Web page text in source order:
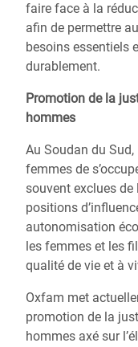
faire face à la
afin de permettre
besoins essentiels
durablement.
Promotion de la
hommes
Au Soudan du
femmes de
souvent exclues
positions
autonomisation
les femmes et les
qualité de vie et à
Oxfam met
promotion de la
hommes axé sur